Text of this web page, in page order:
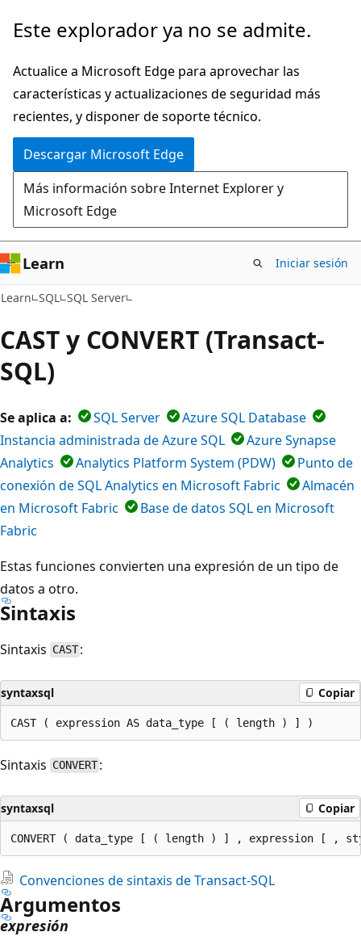
Ir
contenido
principal
Este explorador ya no se admite.
Actualice a Microsoft Edge para aprovechar las
características y actualizaciones de seguridad más
recientes, y disponer de soporte técnico.
Descargar Microsoft Edge
Más información sobre Internet Explorer y
Microsoft Edge
Learn Iniciar sesión
Learn SQL SQL Server
CAST y CONVERT (Transact-
SQL)
Se aplica a: SQL Server
Azure SQL Database
Instancia administrada de Azure SQL
Azure Synapse
Analytics
Analytics Platform System (PDW)
Punto de
conexión de SQL Analytics en Microsoft Fabric
Almacén
en Microsoft Fabric
Base de datos SQL en Microsoft
Fabric
Estas funciones convierten una expresión de un tipo de
datos a otro.
Sintaxis
Sintaxis CAST :
syntaxsql Copiar
Sintaxis CONVERT :
syntaxsql Copiar
Convenciones de sintaxis de Transact-SQL
Argumentos
expresión